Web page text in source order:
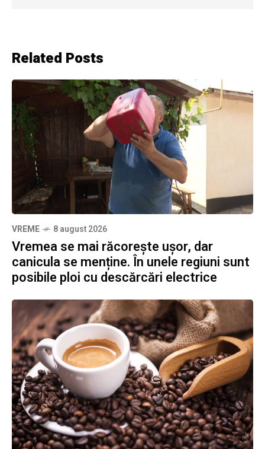
Related Posts
VREME 8 august 2026
Vremea se mai răcorește ușor, dar
canicula se menține. În unele regiuni sunt
posibile ploi cu descărcări electrice